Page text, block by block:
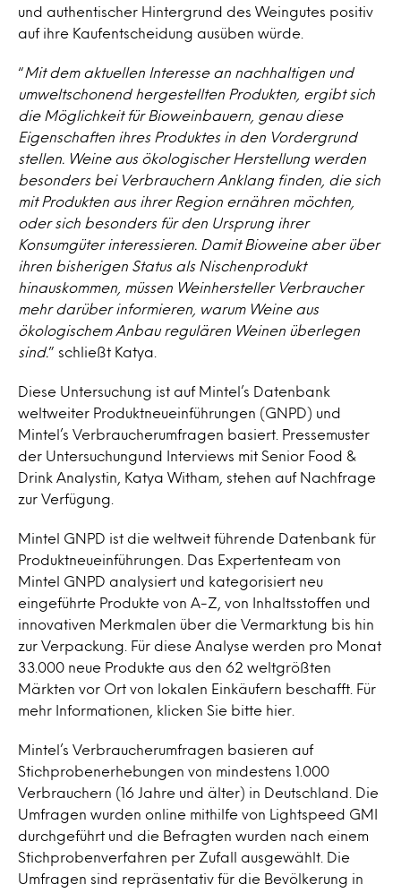
und authentischer Hintergrund des Weingutes positiv
auf ihre Kaufentscheidung ausüben würde.
“ Mit dem aktuellen Interesse an nachhaltigen und
umweltschonend hergestellten Produkten, ergibt sich
die Möglichkeit für Bioweinbauern, genau diese
Eigenschaften ihres Produktes in den Vordergrund
stellen. Weine aus ökologischer Herstellung werden
besonders bei Verbrauchern Anklang finden, die sich
mit Produkten aus ihrer Region ernähren möchten,
oder sich besonders für den Ursprung ihrer
Konsumgüter interessieren. Damit Bioweine aber über
ihren bisherigen Status als Nischenprodukt
hinauskommen, müssen Weinhersteller Verbraucher
mehr darüber informieren, warum Weine aus
ökologischem Anbau regulären Weinen überlegen
sind. ” schließt Katya.
Diese Untersuchung ist auf Mintel’s Datenbank
weltweiter Produktneueinführungen (GNPD) und
Mintel’s Verbraucherumfragen basiert. Pressemuster
der Untersuchungund Interviews mit Senior Food &
Drink Analystin, Katya Witham, stehen auf Nachfrage
zur Verfügung.
Mintel GNPD ist die weltweit führende Datenbank für
Produktneueinführungen. Das Expertenteam von
Mintel GNPD analysiert und kategorisiert neu
eingeführte Produkte von A-Z, von Inhaltsstoffen und
innovativen Merkmalen über die Vermarktung bis hin
zur Verpackung. Für diese Analyse werden pro Monat
33.000 neue Produkte aus den 62 weltgrößten
Märkten vor Ort von lokalen Einkäufern beschafft. Für
mehr Informationen, klicken Sie bitte hier.
Mintel’s Verbraucherumfragen basieren auf
Stichprobenerhebungen von mindestens 1.000
Verbrauchern (16 Jahre und älter) in Deutschland. Die
Umfragen wurden online mithilfe von Lightspeed GMI
durchgeführt und die Befragten wurden nach einem
Stichprobenverfahren per Zufall ausgewählt. Die
Umfragen sind repräsentativ für die Bevölkerung in